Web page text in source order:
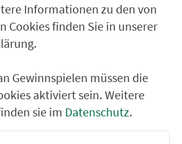
2026
Informationen zu den von
Cookies finden Sie in unserer
Gewinnspielen müssen die
aktiviert sein. Weitere
sie im Datenschutz.